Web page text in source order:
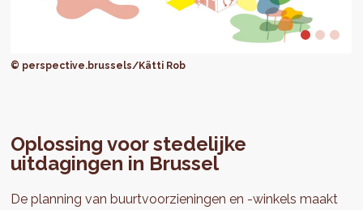
© perspective.brussels/Kätti Rob
Oplossing voor stedelijke
uitdagingen in Brussel
De planning van buurtvoorzieningen en -winkels maakt